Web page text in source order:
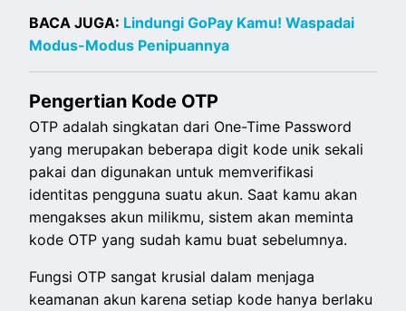
BACA JUGA: Lindungi GoPay Kamu! Waspadai
Modus-Modus Penipuannya
Pengertian Kode OTP
OTP adalah singkatan dari One-Time Password
yang merupakan beberapa digit kode unik sekali
pakai dan digunakan untuk memverifikasi
identitas pengguna suatu akun. Saat kamu akan
mengakses akun milikmu, sistem akan meminta
kode OTP yang sudah kamu buat sebelumnya.
Fungsi OTP sangat krusial dalam menjaga
keamanan akun karena setiap kode hanya berlaku